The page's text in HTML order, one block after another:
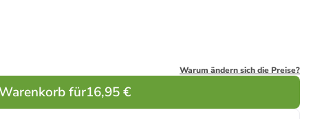
Warum ändern sich die Preise?
für16,95 €